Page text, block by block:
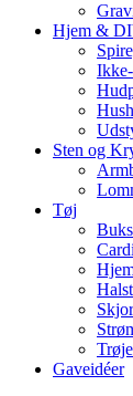
Hjem &
Sten og
Tøj
Gaveidéer